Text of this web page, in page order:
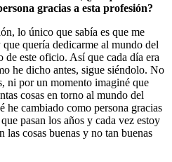
gracias a esta profesión?
lo único que sabía es que me
quería dedicarme al mundo del
este oficio. Así que cada día era
he dicho antes, sigue siéndolo. No
ni por un momento imaginé que
cosas en torno al mundo del
he cambiado como persona gracias
pasan los años y cada vez estoy
las cosas buenas y no tan buenas